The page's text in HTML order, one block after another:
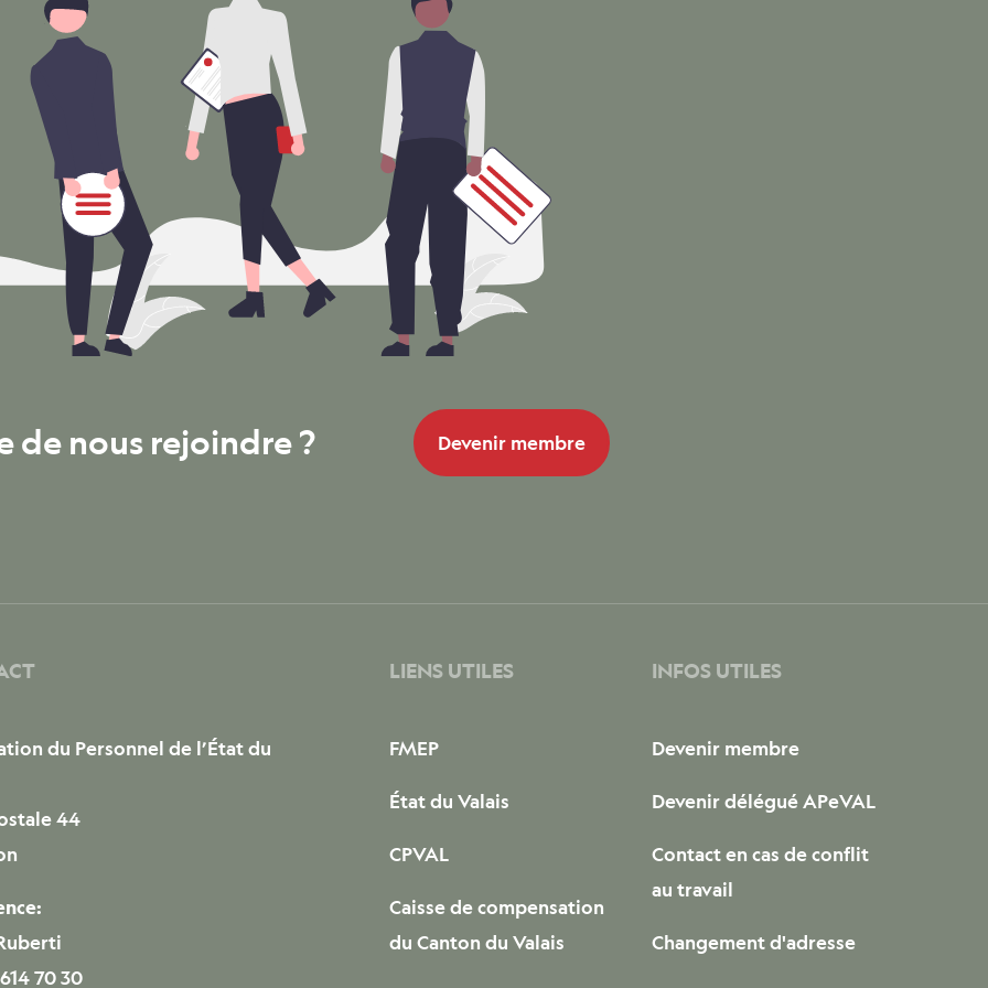
de nous rejoindre ? Devenir membre
du Personnel de l’État du
44
70 30
LIENS UTILES
FMEP
État du Valais
CPVAL
Caisse de compensation
du Canton du Valais
INFOS UTILES
Devenir membre
Devenir délégué APeVAL
Contact en cas de conflit
au travail
Changement d'adresse